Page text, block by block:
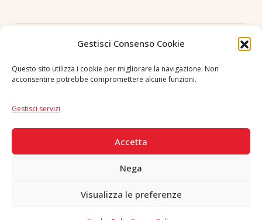
Gestisci Consenso Cookie
Questo sito utilizza i cookie per migliorare la navigazione. Non
acconsentire potrebbe compromettere alcune funzioni.
Gestisci servizi
Accetta
Nega
Visualizza le preferenze
Seguici
Copyright © 2026 F. Divella S.p.A. - P.IVA 00257660720 - REA: 35658